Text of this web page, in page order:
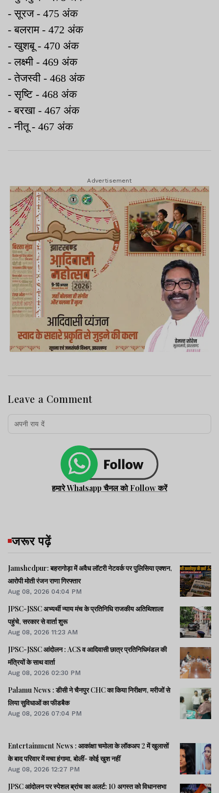
-सूरज - 475 अंक
-बलराम - 472 अंक
-खुशबू - 470 अंक
-लक्ष्मी - 469 अंक
-तेजस्वी - 468 अंक
-सृष्टि - 468 अंक
-बरखा - 467 अंक
-नीतू- 467 अंक
Advertisement
Leave a Comment
हमारे Whatsapp चैनल को Follow करें
जरूर पढ़ें
Jamshedpur: बहरागोड़ा में अवैध लॉटरी नेटवर्क पर पुलिसिया एक्शन,
आरोपी मोती रंजन राणा गिरफ्तार
Aug 08, 2026 04:04 PM
JPSC-JSSC अभ्यर्थी न्याय मंच के प्रतिनिधि राजकीय अतिथिशाला
पहुंचे, सरकार से वार्ता शुरू
Aug 08, 2026 11:23 AM
JPSC-JSSC आंदोलन : ACS व आदिवासी छात्र प्रतिनिधिमंडल की
मंत्रियों के साथ वार्ता
Aug 08, 2026 02:30 PM
Palamu News : डीसी ने चैनपुर CHC का किया निरीक्षण, मरीजों से
लिया सुविधाओं का फीडबैक
Aug 08, 2026 07:04 PM
Entertainment News : आकांक्षा चमोला के लॉकअप 2 में खुलासों
के बाद परिवार में मचा हंगामा, बोलीं- कोई खुश नहीं
Aug 08, 2026 12:27 PM
JPSC आंदोलन पर स्पेशल ब्रांच का अलर्ट: 10 अगस्त को विधानसभा